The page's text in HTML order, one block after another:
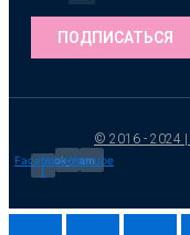
ПОДПИСАТЬСЯ
© 2016 - 2024 |
Facebook-
f
Instagram
Youtube